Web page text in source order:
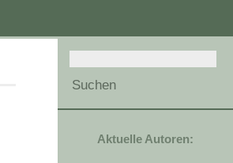
Aktuelle Autoren: